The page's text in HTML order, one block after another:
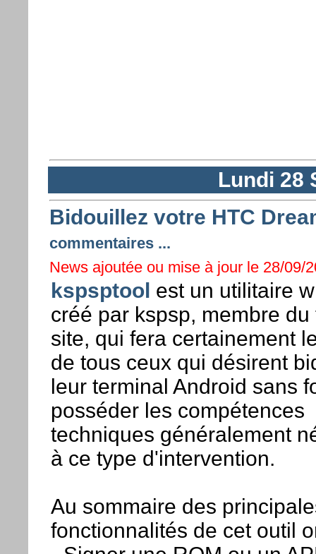
Lundi 28
Bidouillez votre HTC
commentaires ...
News ajoutée ou mise à jour le 28/09/
kspsptool est un utilitaire
créé par kspsp, membre du
site, qui fera certainement
de tous ceux qui désirent
leur terminal Android sans
posséder les compétences
techniques généralement
à ce type d'intervention.
Au sommaire des
fonctionnalités de cet outil